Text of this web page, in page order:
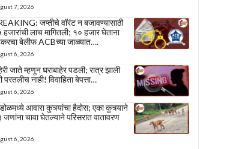
7, 2026
जप्तीचे वॉरंट न बजावण्यासाठी
हजारांची लाच मागितली; १० हजार घेताना
बेलीफ ACBच्या जाळ्यात….
6, 2026
जाते म्हणून घराबाहेर पडली; रात्र झाली
परतलीच नाही! विवाहिता बेपत्ता…
6, 2026
आवारा कुत्र्यांचा हैदोस; एका कुत्र्याने
जणांना चावा घेतल्याने परिसरात वातावरण
6, 2026